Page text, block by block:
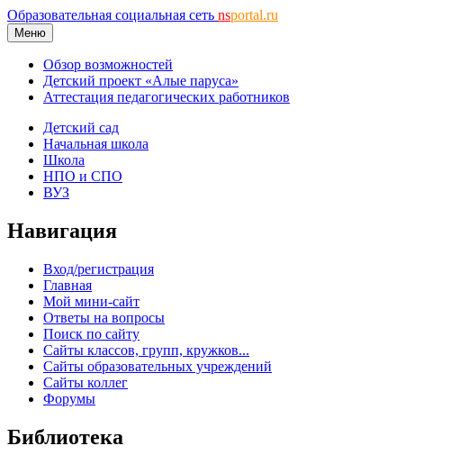
Образовательная социальная сеть nsportal.ru
Меню
Обзор возможностей
Детский проект «Алые паруса»
Аттестация педагогических работников
Детский сад
Начальная школа
Школа
НПО и СПО
ВУЗ
Навигация
Вход/регистрация
Главная
Мой мини-сайт
Ответы на вопросы
Поиск по сайту
Сайты классов, групп, кружков...
Сайты образовательных учреждений
Сайты коллег
Форумы
Библиотека